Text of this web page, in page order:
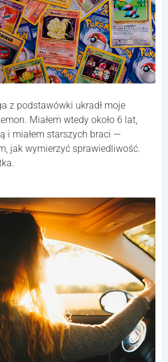
z podstawówki ukradł moje
Miałem wtedy około 6 lat,
i miałem starszych braci —
jak wymierzyć sprawiedliwość.